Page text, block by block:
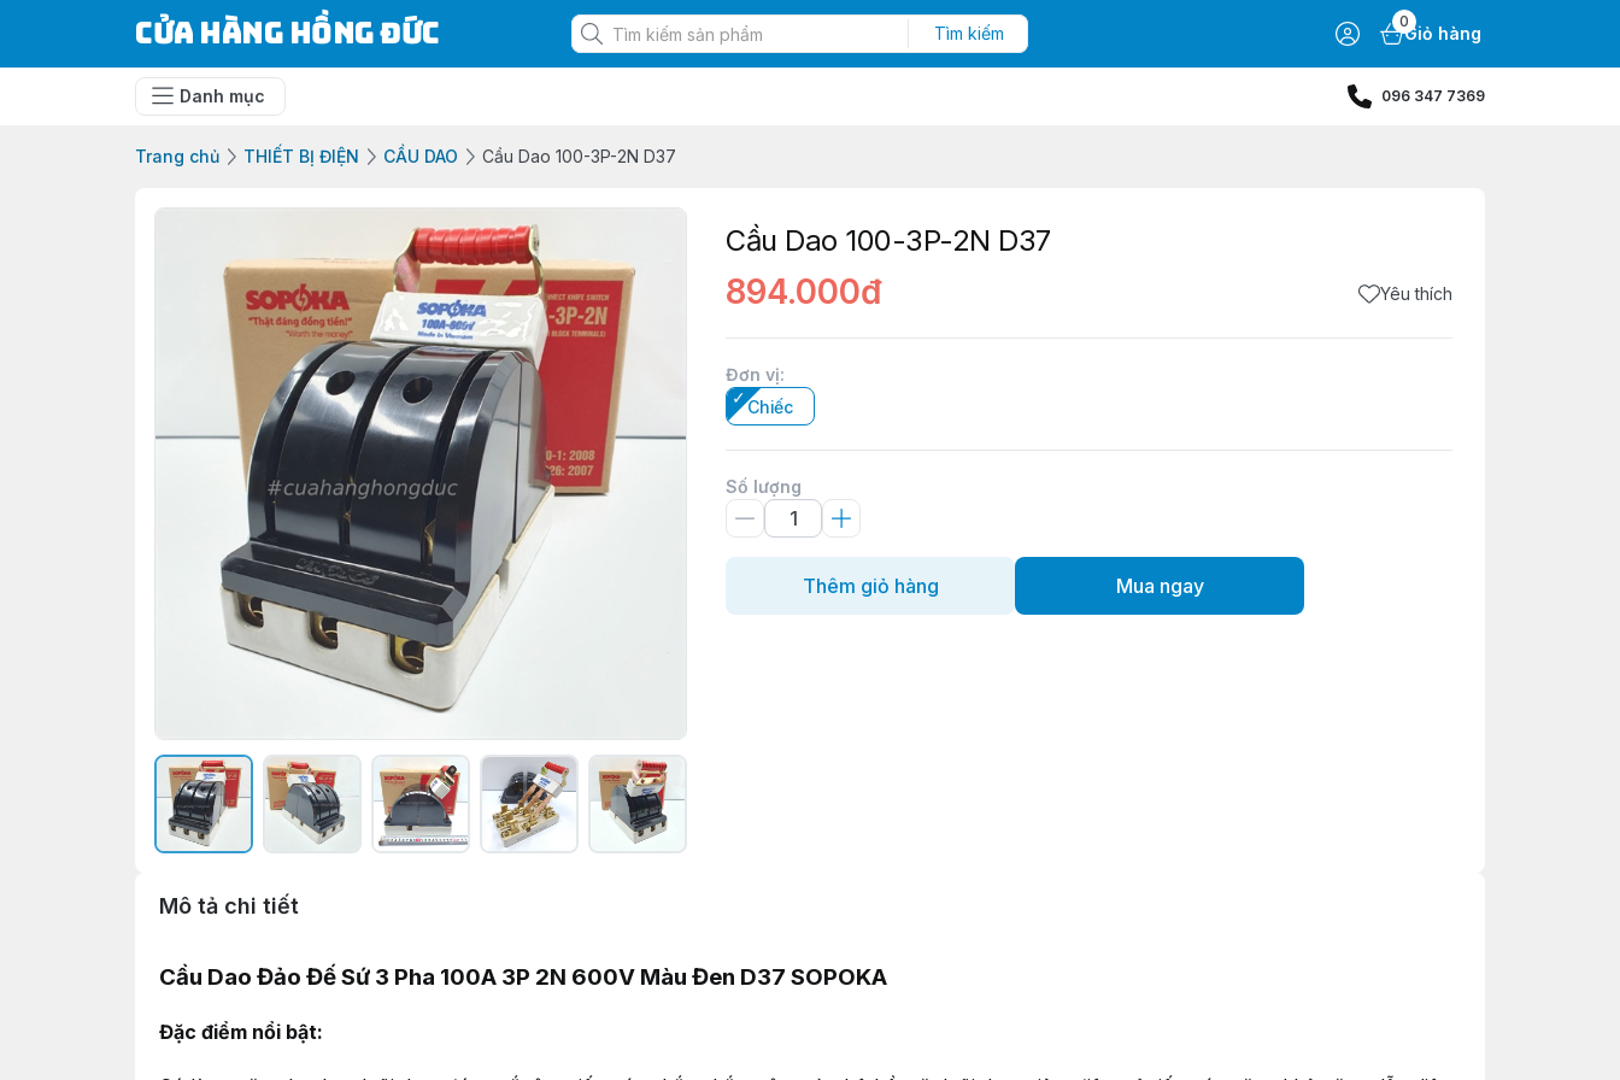
Cửa Hàng Hồng Đức Tìm kiếm
0
Giỏ hàng
Danh mục 096 347 7369
Trang chủ THIẾT BỊ ĐIỆN CẦU DAO Cầu Dao 100-3P-2N D37
Cầu Dao 100-3P-2N D37
894.000đ Yêu thích
Đơn vị:
Chiếc
Số lượng
Thêm giỏ hàng Mua ngay
Mô tả chi tiết
Cầu Dao Đảo Đế Sứ 3 Pha 100A 3P 2N 600V Màu Đen D37 SOPOKA
Đặc điểm nổi bật: